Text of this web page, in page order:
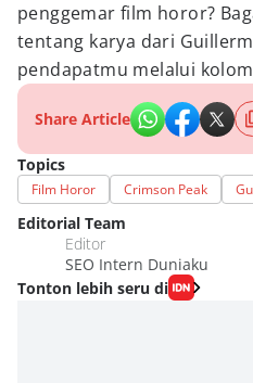
penggemar film horor?
tentang karya dari
pendapatmu melalui
Share Article
Topics
Film Horor Crimson Peak
Editorial Team
Editor
SEO Intern Duniaku
Tonton lebih seru di